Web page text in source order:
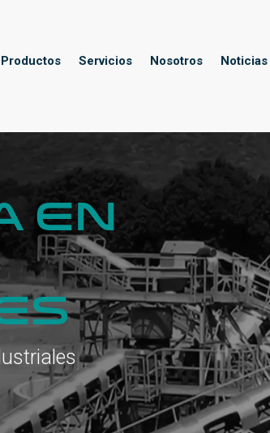
Productos Servicios Nosotros Noticias
EN